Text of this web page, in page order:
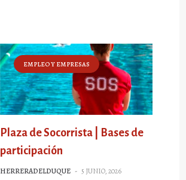
EMPLEO Y EMPRESAS
Plaza de Socorrista | Bases de
participación
HERRERADELDUQUE - 5 JUNIO, 2026